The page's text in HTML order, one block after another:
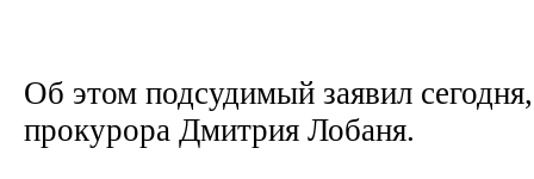
Об этом подсудимый заявил
прокурора Дмитрия Лобаня.